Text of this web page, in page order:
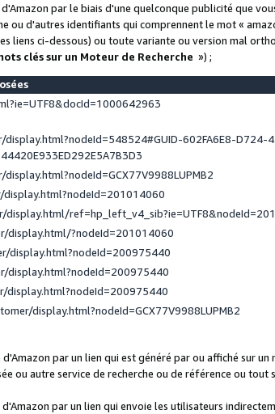
par le biais d'une quelconque publicité que
ou d'autres identifiants qui comprennent le mot «
liens ci-dessous) ou toute variante ou version mal
clés sur un Moteur de Recherche ») ;
602FA6E8-D724-
display.html/?nodeId=201014060
display.html?nodeId=200975440
display.html?nodeId=200975440
display.html?nodeId=GCX77V9988LUPMB2
par un lien qui est généré par ou affiché sur
ou autre service de recherche ou de référence ou tout
par un lien qui envoie les utilisateurs